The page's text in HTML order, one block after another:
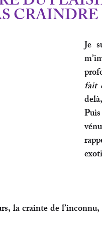
Je
fait
la crainte de